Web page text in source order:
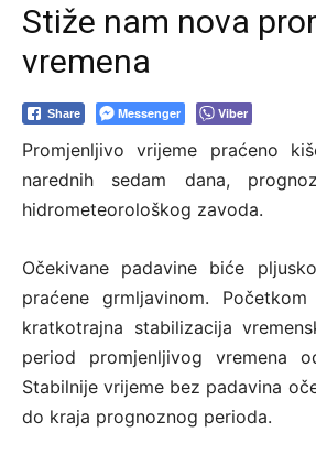
Stiže nam nova
vremena
Share Messenger Viber
Promjenljivo vrijeme praćeno
narednih sedam dana,
hidrometeorološkog zavoda.
Očekivane padavine biće
praćene grmljavinom.
kratkotrajna stabilizacija
period promjenljivog vremena
Stabilnije vrijeme bez padavina
do kraja prognoznog perioda.